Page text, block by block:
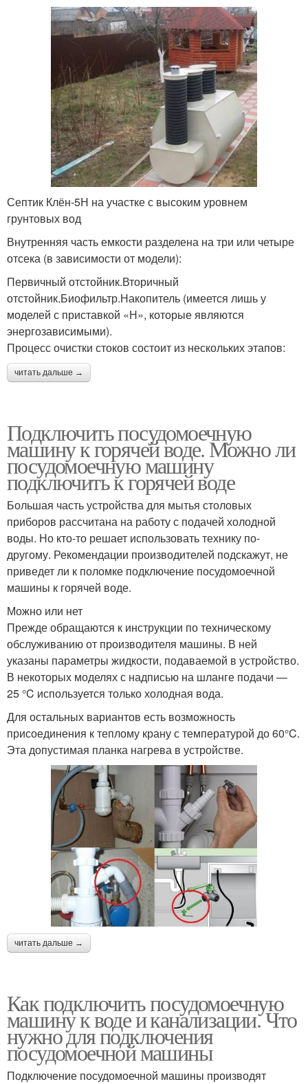
Септик Клён-5Н на участке с высоким уровнем
грунтовых вод
Внутренняя часть емкости разделена на три или четыре
отсека (в зависимости от модели):
Первичный отстойник.Вторичный
отстойник.Биофильтр.Накопитель (имеется лишь у
моделей с приставкой «Н», которые являются
энергозависимыми).
Процесс очистки стоков состоит из нескольких этапов:
читать дальше →
Подключить посудомоечную
машину к горячей воде. Можно ли
посудомоечную машину
подключить к горячей воде
Большая часть устройства для мытья столовых
приборов рассчитана на работу с подачей холодной
воды. Но кто-то решает использовать технику по-
другому. Рекомендации производителей подскажут, не
приведет ли к поломке подключение посудомоечной
машины к горячей воде.
Можно или нет
Прежде обращаются к инструкции по техническому
обслуживанию от производителя машины. В ней
указаны параметры жидкости, подаваемой в устройство.
В некоторых моделях с надписью на шланге подачи —
25 °C используется только холодная вода.
Для остальных вариантов есть возможность
присоединения к теплому крану с температурой до 60°C.
Эта допустимая планка нагрева в устройстве.
читать дальше →
Как подключить посудомоечную
машину к воде и канализации. Что
нужно для подключения
посудомоечной машины
Подключение посудомоечной машины производят